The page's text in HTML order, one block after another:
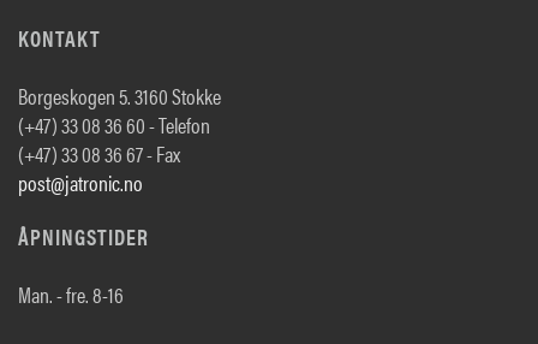
KONTAKT
Borgeskogen 5. 3160 Stokke
(+47) 33 08 36 60 - Telefon
(+47) 33 08 36 67 - Fax
post@jatronic.no
ÅPNINGSTIDER
Man. - fre. 8-16